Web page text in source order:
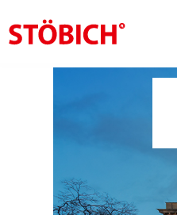
Tematické světy